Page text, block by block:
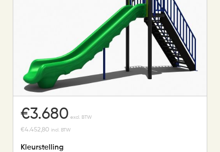
€3.680 excl. BTW
€4.452,80 incl. BTW
Kleurstelling